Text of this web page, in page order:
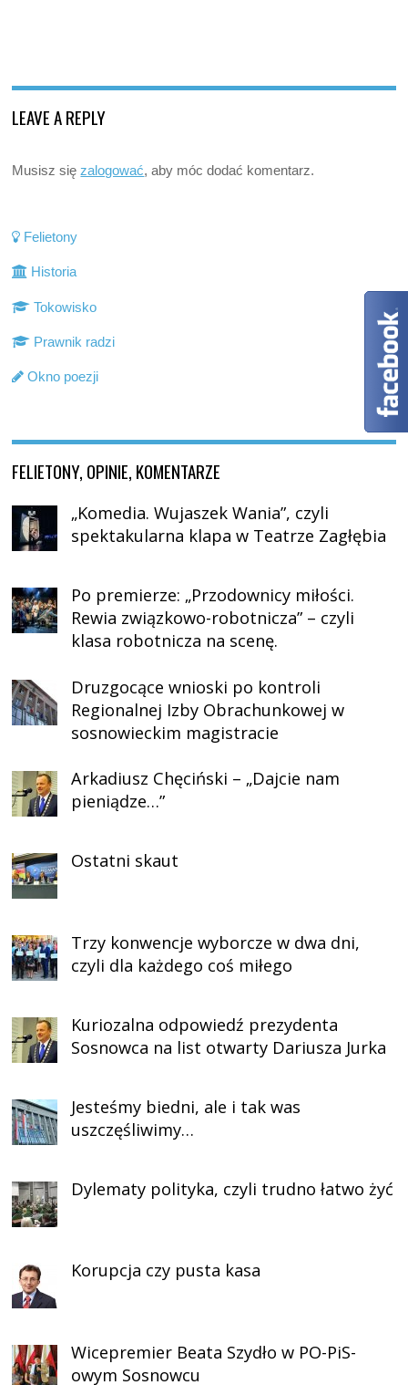
LEAVE A REPLY
Musisz sięzalogować, aby móc dodać komentarz.
Felietony
Historia
Tokowisko
Prawnik radzi
Okno poezji
FELIETONY, OPINIE, KOMENTARZE
„Komedia. Wujaszek Wania”, czyli
spektakularna klapa w Teatrze Zagłębia
Po premierze: „Przodownicy miłości.
Rewia związkowo-robotnicza” – czyli
klasa robotnicza na scenę.
Druzgocące wnioski po kontroli
Regionalnej Izby Obrachunkowej w
sosnowieckim magistracie
Arkadiusz Chęciński – „Dajcie nam
pieniądze…”
Ostatni skaut
Trzy konwencje wyborcze w dwa dni,
czyli dla każdego coś miłego
Kuriozalna odpowiedź prezydenta
Sosnowca na list otwarty Dariusza Jurka
Jesteśmy biedni, ale i tak was
uszczęśliwimy…
Dylematy polityka, czyli trudno łatwo żyć
Korupcja czy pusta kasa
Wicepremier Beata Szydło w PO-PiS-
owym Sosnowcu